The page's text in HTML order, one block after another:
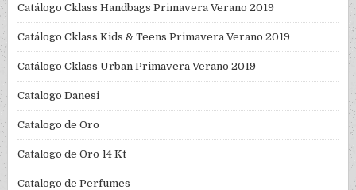
Catálogo Cklass Handbags Primavera Verano 2019
Catálogo Cklass Kids & Teens Primavera Verano 2019
Catálogo Cklass Urban Primavera Verano 2019
Catalogo Danesi
Catalogo de Oro
Catalogo de Oro 14 Kt
Catalogo de Perfumes